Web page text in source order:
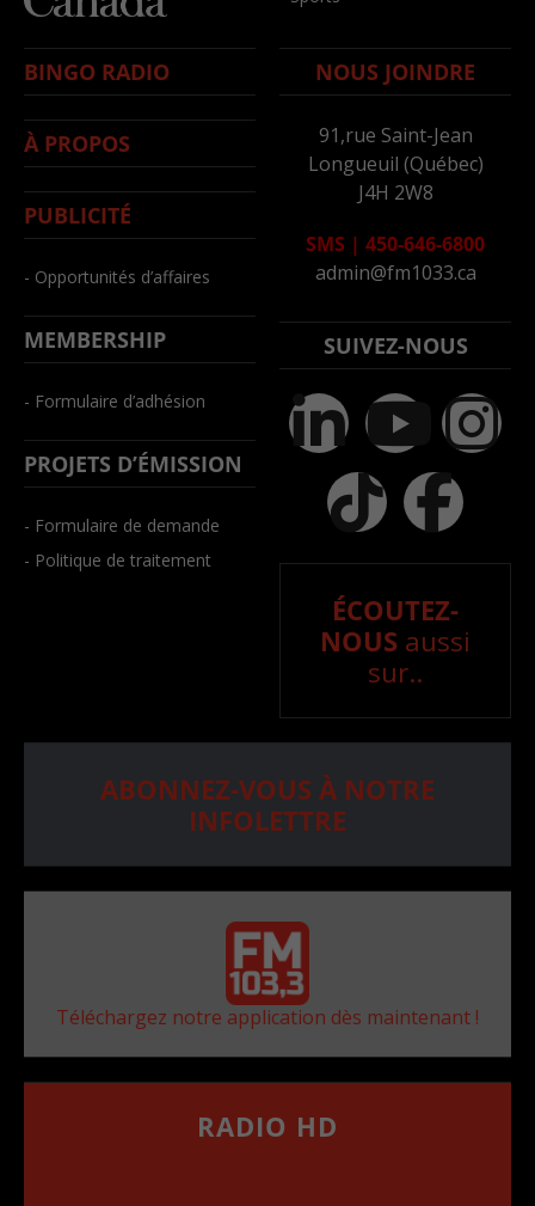
BINGO RADIO
À PROPOS
PUBLICITÉ
- Opportunités d’affaires
MEMBERSHIP
- Formulaire d’adhésion
PROJETS D’ÉMISSION
- Formulaire de demande
- Politique de traitement
NOUS JOINDRE
91,rue Saint-Jean
Longueuil (Québec)
J4H 2W8
SMS | 450-646-6800
admin@fm1033.ca
SUIVEZ-NOUS
ÉCOUTEZ-
NOUS aussi
sur..
ABONNEZ-VOUS À NOTRE
INFOLETTRE
Téléchargez notre application dès maintenant !
RADIO HD